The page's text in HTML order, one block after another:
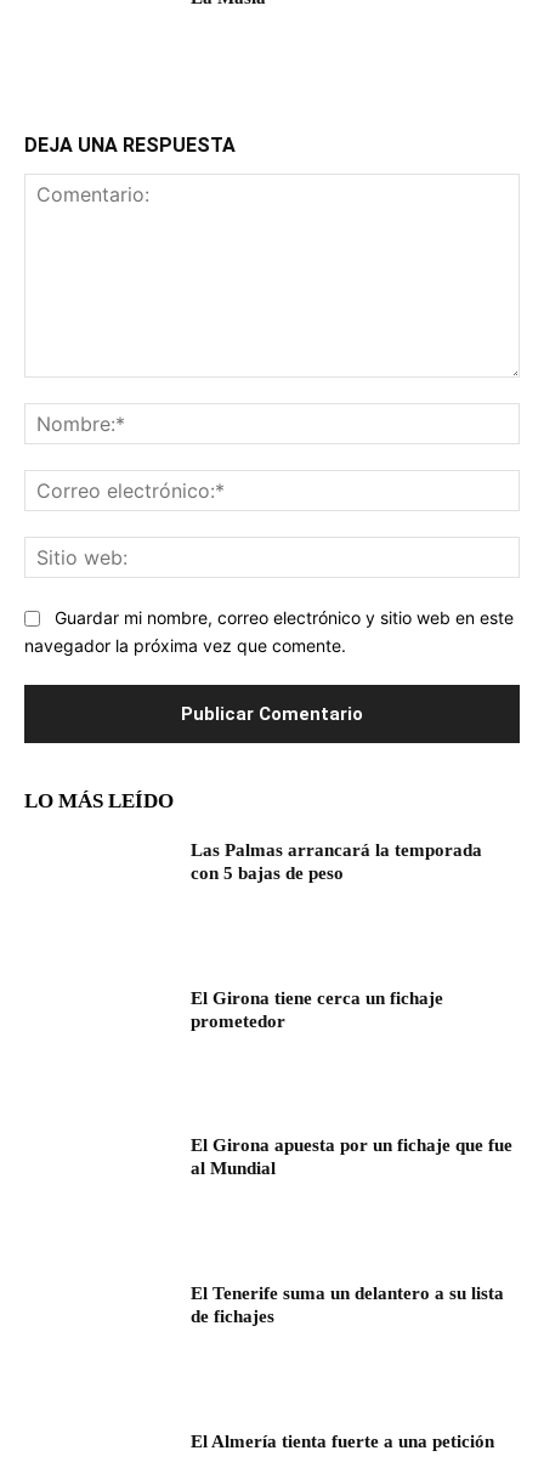
DEJA UNA RESPUESTA
Guardar mi nombre, correo electrónico y sitio web en este
navegador la próxima vez que comente.
LO MÁS LEÍDO
Las Palmas arrancará la temporada
con 5 bajas de peso
El Girona tiene cerca un fichaje
prometedor
El Girona apuesta por un fichaje que fue
al Mundial
El Tenerife suma un delantero a su lista
de fichajes
El Almería tienta fuerte a una petición